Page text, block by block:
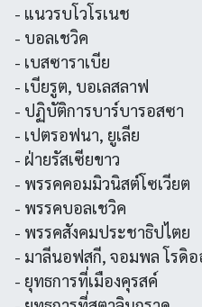
- แนวรบโวโรเนช
- บอลเชวิค
- เบสซาราเบีย
- เบียรูต, บอเลสลาฟ
- ปฏิบัติการบาร์บารอสซา
- เปตรอฟนา, ยูเลีย
- ฝ่ายรัสเซียขาว
- พรรคคอมมิวนิสต์โซเวียต
- พรรคบอลเชวิค
- พรรคสังคมประชาธิปไตย
- มาลีนอฟสกี, จอมพล โรดิ
- ยุทธการที่เมืองคุรสค์